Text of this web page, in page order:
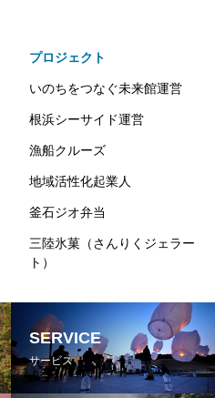
プロジェクト
いのちをつなぐ未来館運営
根浜シーサイド運営
漁船クルーズ
地域活性化起業人
釜石ジオ弁当
三陸氷菓（さんりくジェラー
ト）
SERVICE
サービス